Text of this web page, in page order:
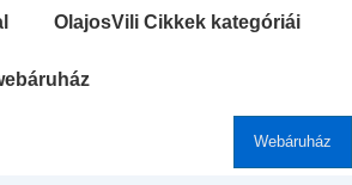
OlajosVili Cikkek kategóriái
Webáruház